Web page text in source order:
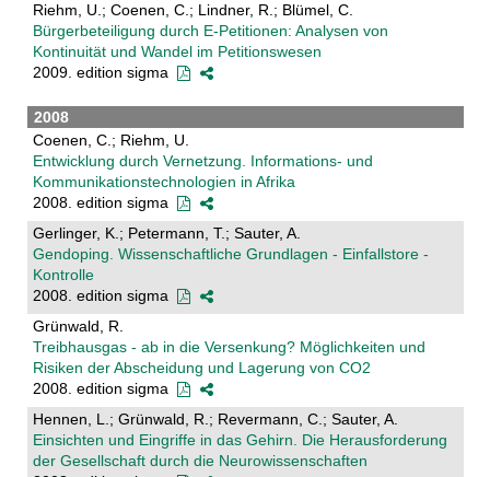
Riehm, U.; Coenen, C.; Lindner, R.; Blümel, C.
Bürgerbeteiligung durch E-Petitionen: Analysen von
Kontinuität und Wandel im Petitionswesen
2009. edition sigma
2008
Coenen, C.; Riehm, U.
Entwicklung durch Vernetzung. Informations- und
Kommunikationstechnologien in Afrika
2008. edition sigma
Gerlinger, K.; Petermann, T.; Sauter, A.
Gendoping. Wissenschaftliche Grundlagen - Einfallstore -
Kontrolle
2008. edition sigma
Grünwald, R.
Treibhausgas - ab in die Versenkung? Möglichkeiten und
Risiken der Abscheidung und Lagerung von CO2
2008. edition sigma
Hennen, L.; Grünwald, R.; Revermann, C.; Sauter, A.
Einsichten und Eingriffe in das Gehirn. Die Herausforderung
der Gesellschaft durch die Neurowissenschaften